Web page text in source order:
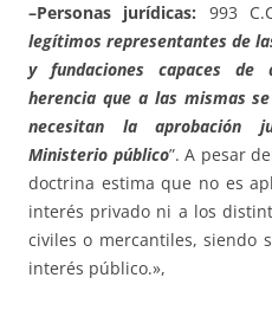
–Personas jurídicas: 993
legítimos representantes de
y fundaciones capaces
herencia que a las mismas
necesitan la aprobación
Ministerio público”. A pesar
doctrina estima que no es
interés privado ni a los
civiles o mercantiles, siendo
interés público.»,